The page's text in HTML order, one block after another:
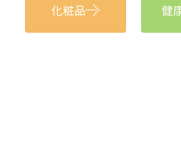
化粧品 健